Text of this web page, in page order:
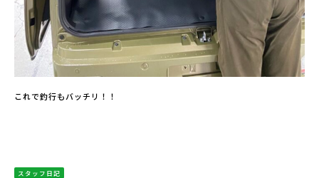
これで釣行もバッチリ！！
スタッフ日記